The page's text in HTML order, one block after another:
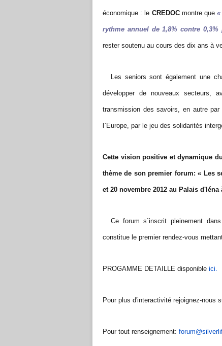
économique : le CREDOCmontre que
rythme annuel de 1,8% contre
rester soutenu au cours des dix ans à
Les seniors sont également une
développer de nouveaux secteurs,
transmission des savoirs, en autre
l`Europe, par le jeu des solidarités
Cette vision positive et dynamique
thème de son premier forum: « Les
et 20 novembre 2012 au Palais d'Iéna
Ce forum s`inscrit pleinement
constitue le premier rendez-vous
PROGAMME DETAILLE disponible ici.
Pour plus d'interactivité rejoignez-nous
Pour tout renseignement: